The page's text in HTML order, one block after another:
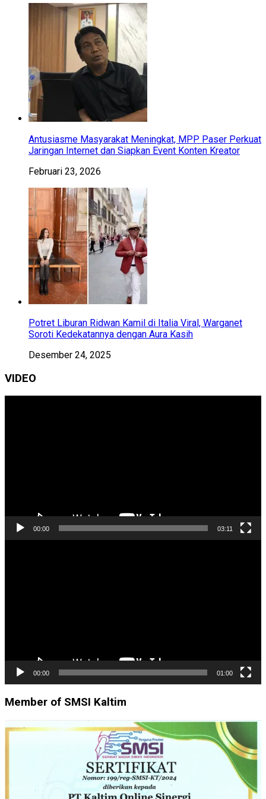
Antusiasme Masyarakat Meningkat, MPP Paser Perkuat
Jaringan Internet dan Siapkan Event Konten Kreator
Februari 23, 2026
Potret Liburan Ridwan Kamil di Italia Viral, Warganet
Soroti Kedekatannya dengan Aura Kasih
Desember 24, 2025
VIDEO
00:00 03:11
00:00 01:00
Member of SMSI Kaltim